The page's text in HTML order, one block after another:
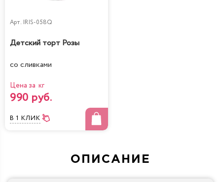
Арт. IRIS-058Q
Детский торт Розы
со сливками
Цена за кг
990 руб.
В 1 КЛИК
ОПИСАНИЕ